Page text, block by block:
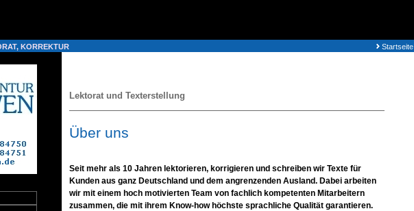
KORREKTUR Startseite
Lektorat und Texterstellung
Über uns
Seit mehr als 10 Jahren lektorieren, korrigieren und schreiben wir Texte für
Kunden aus ganz Deutschland und dem angrenzenden Ausland. Dabei arbeiten
wir mit einem hoch motivierten Team von fachlich kompetenten Mitarbeitern
zusammen, die mit ihrem Know-how höchste sprachliche Qualität garantieren.